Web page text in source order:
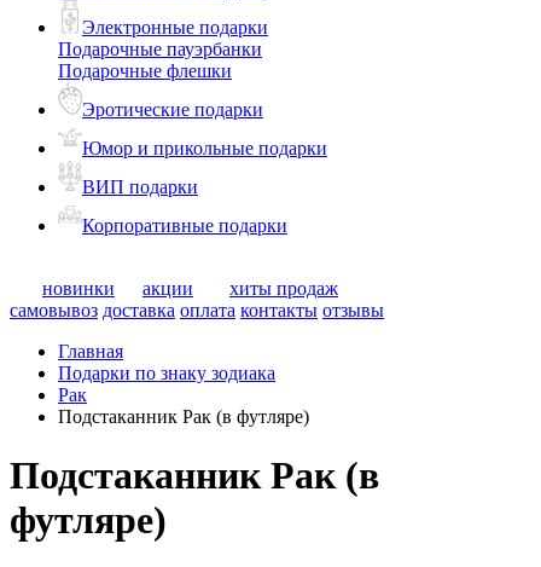
Электронные подарки
Подарочные пауэрбанки
Подарочные флешки
Эротические подарки
Юмор и прикольные подарки
ВИП подарки
Корпоративные подарки
новинки акции
хиты продаж
самовывоз доставка оплата контакты отзывы
Главная
Подарки по знаку зодиака
Рак
Подстаканник Рак (в футляре)
Подстаканник Рак (в
футляре)